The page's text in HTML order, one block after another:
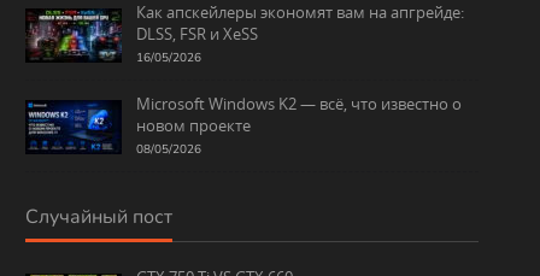
Как апскейлеры экономят вам на апгрейде:
DLSS, FSR и XeSS
16/05/2026
Microsoft Windows K2 — всё, что известно о
новом проекте
08/05/2026
Случайный пост